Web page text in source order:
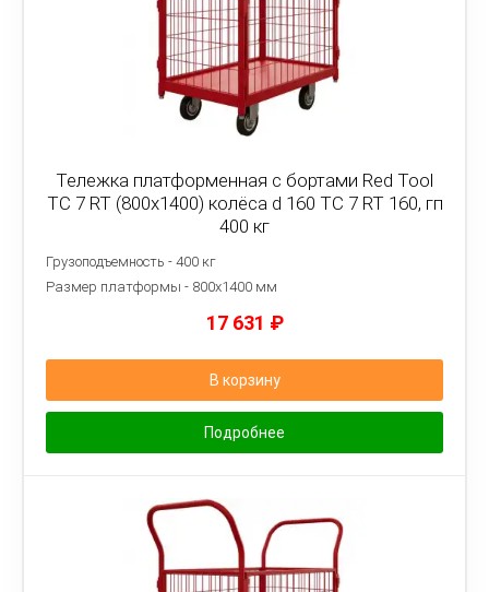
Тележка платформенная с бортами Red Tool
ТС 7 RT (800x1400) колёса d 160 ТС 7 RT 160, гп
400 кг
Грузоподъемность - 400 кг
Размер платформы - 800х1400 мм
17 631 ₽
В корзину
Подробнее